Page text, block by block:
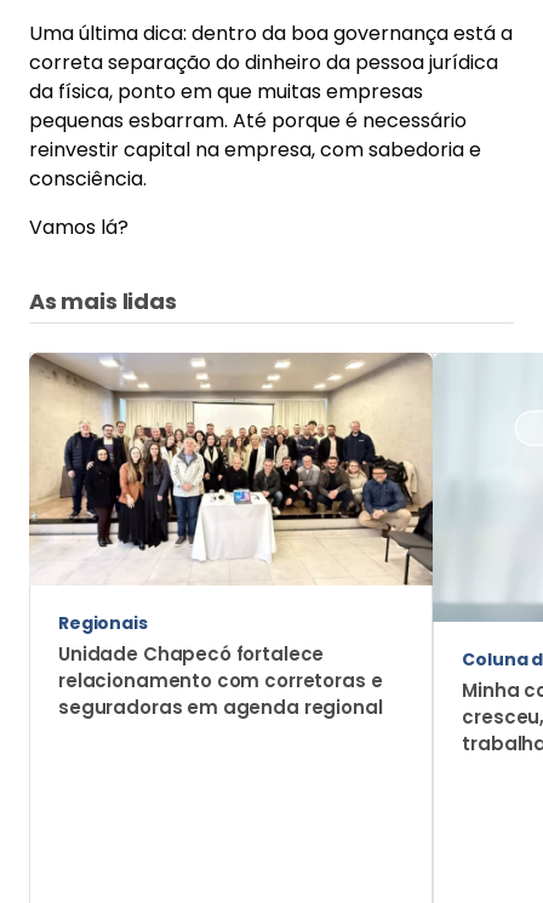
Uma última dica: dentro da boa governança está a
correta separação do dinheiro da pessoa jurídica
da física, ponto em que muitas empresas
pequenas esbarram. Até porque é necessário
reinvestir capital na empresa, com sabedoria e
consciência.
Vamos lá?
As mais lidas
Regionais
Unidade Chapecó fortalece
relacionamento com corretoras e
seguradoras em agenda regional
Coluna
Minha